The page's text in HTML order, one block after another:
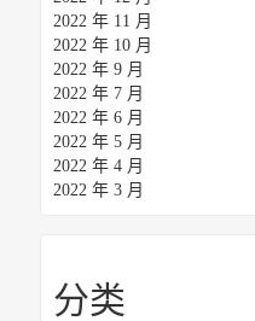
2022 年 11 月
2022 年 10 月
2022 年 9 月
2022 年 7 月
2022 年 6 月
2022 年 5 月
2022 年 4 月
2022 年 3 月
分类